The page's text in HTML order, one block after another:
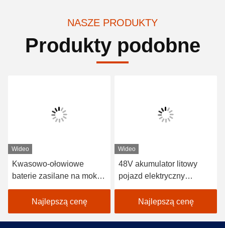
NASZE PRODUKTY
Produkty podobne
Wideo
Kwasowo-ołowiowe
baterie zasilane na mokro
2 miejsca Wózki golfowe /
Electric Buggy Car Golf
Najlepszą cenę
Wideo
48V akumulator litowy
pojazd elektryczny
samochód golfowy
EXCAR A1S6 + 2 biały
Najlepszą cenę